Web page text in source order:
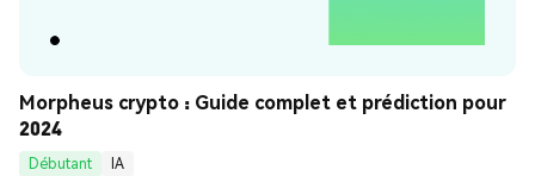
Morpheus crypto : Guide complet et prédiction pour
2024
Débutant
IA